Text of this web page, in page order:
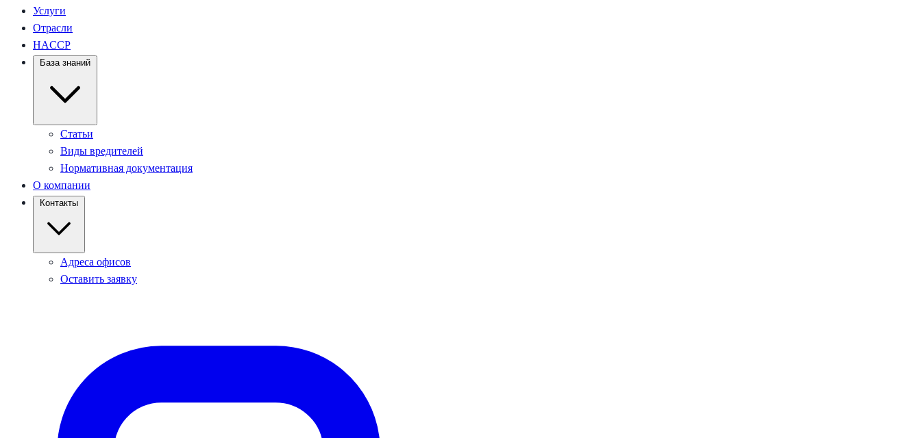
Услуги
Отрасли
HACCP
База знаний
Статьи
Виды вредителей
Нормативная документация
О компании
Контакты
Адреса офисов
Оставить заявку